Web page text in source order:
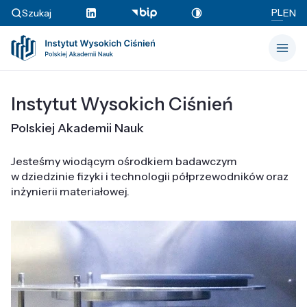
Szukaj PLEN
Instytut Wysokich Ciśnień
Polskiej Akademii Nauk
Jesteśmy wiodącym ośrodkiem badawczym
w dziedzinie fizyki i technologii półprzewodników oraz
inżynierii materiałowej.